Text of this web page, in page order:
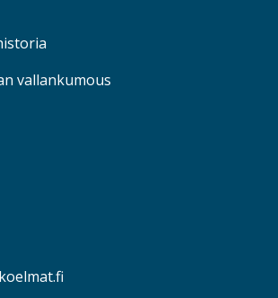
vallankumous